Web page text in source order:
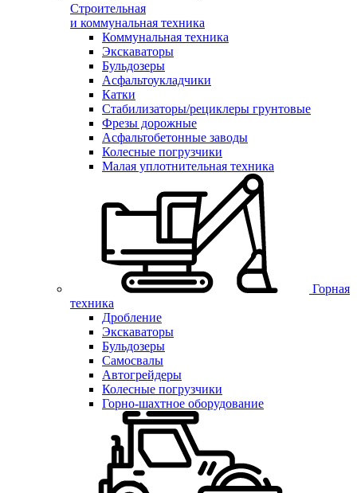
Строительная
и коммунальная техника
Коммунальная техника
Экскаваторы
Бульдозеры
Асфальтоукладчики
Катки
Стабилизаторы/рециклеры грунтовые
Фрезы дорожные
Асфальтобетонные заводы
Колесные погрузчики
Малая уплотнительная техника
Горная
техника
Дробление
Экскаваторы
Бульдозеры
Самосвалы
Автогрейдеры
Колесные погрузчики
Горно-шахтное оборудование